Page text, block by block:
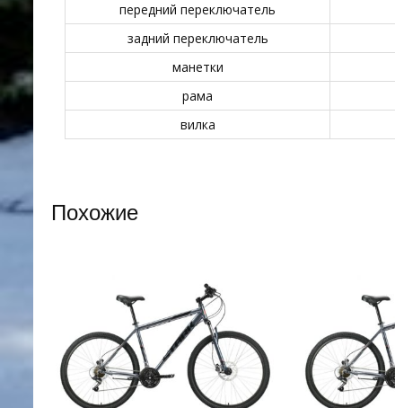
передний переключатель
задний переключатель
манетки
рама
вилка
Похожие